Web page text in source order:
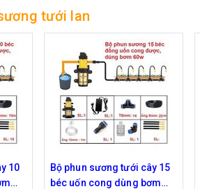
tưới lan
15
Bộ phun sương tưới cây tự
động 20 béc uốn cong bơm